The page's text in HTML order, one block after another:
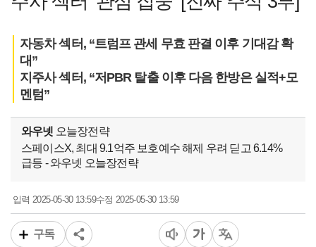
자동차 섹터, “트럼프 관세 무효 판결 이후 기대감 확
대”
지주사 섹터, “저PBR 탈출 이후 다음 한방은 실적+모
멘텀”
와우넷 오늘장전략
스페이스X, 최대 9.1억주 보호예수 해제 우려 딛고 6.14%
급등 - 와우넷 오늘장전략
입력2025-05-30 13:59수정 2025-05-30 13:59
구독